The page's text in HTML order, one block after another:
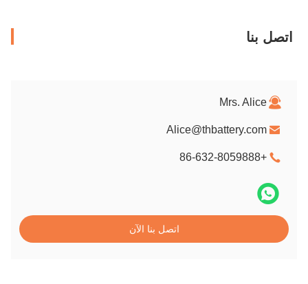
اتصل بنا
Mrs. Alice
Alice@thbattery.com
+86-632-8059888
اتصل بنا الآن